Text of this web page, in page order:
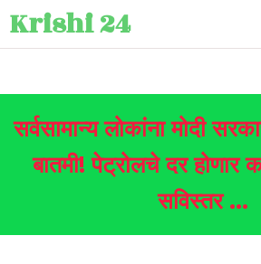
Krishi 24
सर्वसामान्य लोकांना मोदी
बातमी! पेट्रोलचे दर होणार
सविस्तर …